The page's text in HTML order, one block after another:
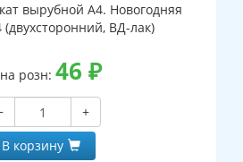
вырубной А4. Новогодняя
ВД-лак)
розн: 46 ₽
+
В корзину